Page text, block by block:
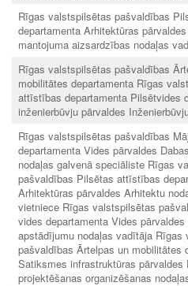
Rīgas valstspilsētas pašvaldības
departamenta Arhitektūras
mantojuma aizsardzības nodaļas
Rīgas valstspilsētas pašvaldības
mobilitātes departamenta Rīgas
attīstības departamenta Pilsētvides
inženierbūvju pārvaldes
Rīgas valstspilsētas pašvaldības
departamenta Vides pārvaldes
nodaļas galvenā speciāliste Rīgas
pašvaldības Pilsētas attīstības
Arhitektūras pārvaldes Arhitektu
vietniece Rīgas valstspilsētas
vides departamenta Vides pārvaldes
apstādījumu nodaļas vadītāja Rīgas
pašvaldības Ārtelpas un mobilitātes
Satiksmes infrastruktūras pārvaldes
projektēšanas organizēšanas